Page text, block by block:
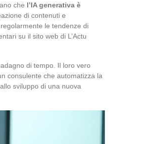
che l’IA generativa è
di contenuti e
le tendenze di
su il sito web di L’Actu
di tempo. Il loro vero
consulente che automatizza la
sviluppo di una nuova